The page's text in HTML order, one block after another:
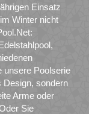
Einsatz
Winter nicht
unsere Poolserie
Design, sondern
Arme oder
Sie